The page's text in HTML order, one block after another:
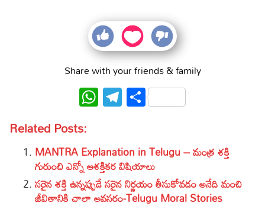
Share with your friends & family
WhatsApp
Telegram
Share
Related Posts:
MANTRA Explanation in Telugu – మంత్ర శక్తి
గురుంచి ఎన్నో ఆశక్తికర విషియాలు
సరైన శక్తి ఉన్నప్పుడే సరైన నిర్ణయం తీసుకోవడం అనేది మంచి
జీవితానికి చాలా అవసరం-Telugu Moral Stories